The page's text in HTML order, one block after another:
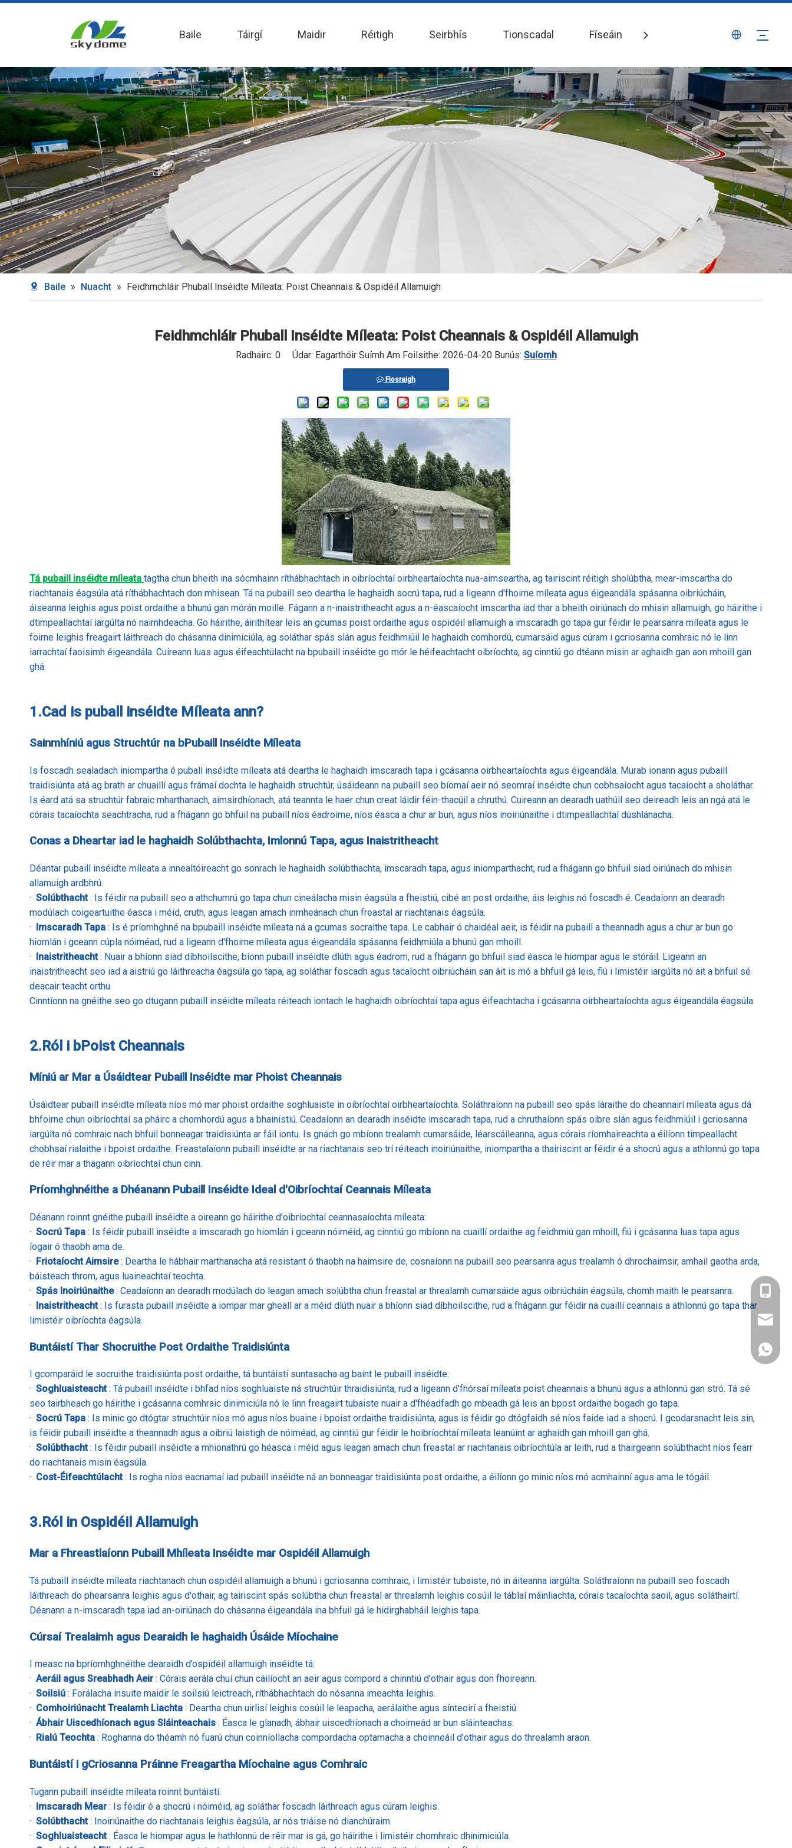
Baile Táirgí Maidir Réitigh Seirbhís Tionscadal Físeáin Teagmháil
Baile » Nuacht » Feidhmchláir Phuball Inséidte Míleata: Poist Cheannais & Ospidéil Allamuigh
Feidhmchláir Phuball Inséidte Míleata: Poist Cheannais & Ospidéil Allamuigh
Radhairc: 0Údar: Eagarthóir Suímh Am Foilsithe: 2026-04-20 Bunús: Suíomh
Fiosraigh
Tá pubaill inséidte míleata tagtha chun bheith ina sócmhainn ríthábhachtach in oibríochtaí oirbheartaíochta nua-aimseartha, ag tairiscint réitigh sholúbtha, mear-imscartha do
riachtanais éagsúla atá ríthábhachtach don mhisean. Tá na pubaill seo deartha le haghaidh socrú tapa, rud a ligeann d'fhoirne míleata agus éigeandála spásanna oibriúcháin,
áiseanna leighis agus poist ordaithe a bhunú gan mórán moille. Fágann a n-inaistritheacht agus a n-éascaíocht imscartha iad thar a bheith oiriúnach do mhisin allamuigh, go háirithe i
dtimpeallachtaí iargúlta nó naimhdeacha. Go háirithe, áirithítear leis an gcumas poist ordaithe agus ospidéil allamuigh a imscaradh go tapa gur féidir le pearsanra míleata agus le
foirne leighis freagairt láithreach do chásanna dinimiciúla, ag soláthar spás slán agus feidhmiúil le haghaidh comhordú, cumarsáid agus cúram i gcriosanna comhraic nó le linn
iarrachtaí faoisimh éigeandála. Cuireann luas agus éifeachtúlacht na bpubaill inséidte go mór le héifeachtacht oibríochta, ag cinntiú go dtéann misin ar aghaidh gan aon mhoill gan
ghá.
1.Cad is puball inséidte Míleata ann?
Sainmhíniú agus Struchtúr na bPubaill Inséidte Míleata
Is foscadh sealadach iniompartha é puball inséidte míleata atá deartha le haghaidh imscaradh tapa i gcásanna oirbheartaíochta agus éigeandála. Murab ionann agus pubaill
traidisiúnta atá ag brath ar chuaillí agus frámaí dochta le haghaidh struchtúr, úsáideann na pubaill seo bíomaí aeir nó seomraí inséidte chun cobhsaíocht agus tacaíocht a sholáthar.
Is éard atá sa struchtúr fabraic mharthanach, aimsirdhíonach, atá teannta le haer chun creat láidir féin-thacúil a chruthú. Cuireann an dearadh uathúil seo deireadh leis an ngá atá le
córais tacaíochta seachtracha, rud a fhágann go bhfuil na pubaill níos éadroime, níos éasca a chur ar bun, agus níos inoiriúnaithe i dtimpeallachtaí dúshlánacha.
Conas a Dheartar iad le haghaidh Solúbthachta, Imlonnú Tapa, agus Inaistritheacht
Déantar pubaill inséidte míleata a innealtóireacht go sonrach le haghaidh solúbthachta, imscaradh tapa, agus iniomparthacht, rud a fhágann go bhfuil siad oiriúnach do mhisin
allamuigh ardbhrú.
· Solúbthacht: Is féidir na pubaill seo a athchumrú go tapa chun cineálacha misin éagsúla a fheistiú, cibé an post ordaithe, áis leighis nó foscadh é. Ceadaíonn an dearadh
modúlach coigeartuithe éasca i méid, cruth, agus leagan amach inmheánach chun freastal ar riachtanais éagsúla.
· Imscaradh Tapa : Is é príomhghné na bpubaill inséidte míleata ná a gcumas socraithe tapa. Le cabhair ó chaidéal aeir, is féidir na pubaill a theannadh agus a chur ar bun go
hiomlán i gceann cúpla nóiméad, rud a ligeann d'fhoirne míleata agus éigeandála spásanna feidhmiúla a bhunú gan mhoill.
· Inaistritheacht: Nuair a bhíonn siad díbhoilscithe, bíonn pubaill inséidte dlúth agus éadrom, rud a fhágann go bhfuil siad éasca le hiompar agus le stóráil. Ligeann an
inaistritheacht seo iad a aistriú go láithreacha éagsúla go tapa, ag soláthar foscadh agus tacaíocht oibriúcháin san áit is mó a bhfuil gá leis, fiú i limistéir iargúlta nó áit a bhfuil sé
deacair teacht orthu.
Cinntíonn na gnéithe seo go dtugann pubaill inséidte míleata réiteach iontach le haghaidh oibríochtaí tapa agus éifeachtacha i gcásanna oirbheartaíochta agus éigeandála éagsúla.
2. Ról i bPoist Cheannais
Míniú ar Mar a Úsáidtear Pubaill Inséidte mar Phoist Cheannais
Úsáidtear pubaill inséidte míleata níos mó mar phoist ordaithe soghluaiste in oibríochtaí oirbheartaíochta. Soláthraíonn na pubaill seo spás láraithe do cheannairí míleata agus dá
bhfoirne chun oibríochtaí sa pháirc a chomhordú agus a bhainistiú. Ceadaíonn an dearadh inséidte imscaradh tapa, rud a chruthaíonn spás oibre slán agus feidhmiúil i gcriosanna
iargúlta nó comhraic nach bhfuil bonneagar traidisiúnta ar fáil iontu. Is gnách go mbíonn trealamh cumarsáide, léarscáileanna, agus córais ríomhaireachta a éilíonn timpeallacht
chobhsaí rialaithe i bpoist ordaithe. Freastalaíonn pubaill inséidte ar na riachtanais seo trí réiteach inoiriúnaithe, iniompartha a thairiscint ar féidir é a shocrú agus a athlonnú go tapa
de réir mar a thagann oibríochtaí chun cinn.
Príomhghnéithe a Dhéanann Pubaill Inséidte Ideal d'Oibríochtaí Ceannais Míleata
Déanann roinnt gnéithe pubaill inséidte a oireann go háirithe d'oibríochtaí ceannasaíochta míleata:
· Socrú Tapa : Is féidir pubaill inséidte a imscaradh go hiomlán i gceann nóiméid, ag cinntiú go mbíonn na cuaillí ordaithe ag feidhmiú gan mhoill, fiú i gcásanna luas tapa agus
íogair ó thaobh ama de.
· Friotaíocht Aimsire: Deartha le hábhair marthanacha atá resistant ó thaobh na haimsire de, cosnaíonn na pubaill seo pearsanra agus trealamh ó dhrochaimsir, amhail gaotha arda,
báisteach throm, agus luaineachtaí teochta.
· Spás Inoiriúnaithe: Ceadaíonn an dearadh modúlach do leagan amach solúbtha chun freastal ar threalamh cumarsáide agus oibriúcháin éagsúla, chomh maith le pearsanra.
· Inaistritheacht: Is furasta pubaill inséidte a iompar mar gheall ar a méid dlúth nuair a bhíonn siad díbhoilscithe, rud a fhágann gur féidir na cuaillí ceannais a athlonnú go tapa thar
limistéir oibríochta éagsúla.
Buntáistí Thar Shocruithe Post Ordaithe Traidisiúnta
I gcomparáid le socruithe traidisiúnta post ordaithe, tá buntáistí suntasacha ag baint le pubaill inséidte:
· Soghluaisteacht: Tá pubaill inséidte i bhfad níos soghluaiste ná struchtúir thraidisiúnta, rud a ligeann d'fhórsaí míleata poist cheannais a bhunú agus a athlonnú gan stró. Tá sé
seo tairbheach go háirithe i gcásanna comhraic dinimiciúla nó le linn freagairt tubaiste nuair a d'fhéadfadh go mbeadh gá leis an bpost ordaithe bogadh go tapa.
· Socrú Tapa : Is minic go dtógtar struchtúir níos mó agus níos buaine i bpoist ordaithe traidisiúnta, agus is féidir go dtógfaidh sé níos faide iad a shocrú. I gcodarsnacht leis sin,
is féidir pubaill inséidte a theannadh agus a oibriú laistigh de nóiméad, ag cinntiú gur féidir le hoibríochtaí míleata leanúint ar aghaidh gan mhoill gan ghá.
· Solúbthacht: Is féidir pubaill inséidte a mhionathrú go héasca i méid agus leagan amach chun freastal ar riachtanais oibríochtúla ar leith, rud a thairgeann solúbthacht níos fearr
do riachtanais misin éagsúla.
· Cost-Éifeachtúlacht: Is rogha níos eacnamaí iad pubaill inséidte ná an bonneagar traidisiúnta post ordaithe, a éilíonn go minic níos mó acmhainní agus ama le tógáil.
3. Ról in Ospidéil Allamuigh
Mar a Fhreastlaíonn Pubaill Mhíleata Inséidte mar Ospidéil Allamuigh
Tá pubaill inséidte míleata riachtanach chun ospidéil allamuigh a bhunú i gcriosanna comhraic, i limistéir tubaiste, nó in áiteanna iargúlta. Soláthraíonn na pubaill seo foscadh
láithreach do phearsanra leighis agus d'othair, ag tairiscint spás solúbtha chun freastal ar threalamh leighis cosúil le táblaí máinliachta, córais tacaíochta saoil, agus soláthairtí.
Déanann a n-imscaradh tapa iad an-oiriúnach do chásanna éigeandála ina bhfuil gá le hidirghabháil leighis tapa.
Cúrsaí Trealaimh agus Dearaidh le haghaidh Úsáide Míochaine
I measc na bpríomhghnéithe dearaidh d’ospidéil allamuigh inséidte tá:
· Aeráil agus Sreabhadh Aeir: Córais aerála chuí chun cáilíocht an aeir agus compord a chinntiú d'othair agus don fhoireann.
· Soilsiú : Forálacha insuite maidir le soilsiú leictreach, ríthábhachtach do nósanna imeachta leighis.
· Comhoiriúnacht Trealamh Liachta : Deartha chun uirlisí leighis cosúil le leapacha, aerálaithe agus sínteoirí a fheistiú.
· Ábhair Uiscedhíonach agus Sláinteachais : Éasca le glanadh, ábhair uiscedhíonach a choimeád ar bun sláinteachas.
·
Rialú Teochta : Roghanna do théamh nó fuarú chun coinníollacha compordacha optamacha a choinneáil d'othair agus do threalamh araon.
Buntáistí i gCriosanna Práinne Freagartha Míochaine agus Comhraic
Tugann pubaill inséidte míleata roinnt buntáistí:
· Imscaradh Mear: Is féidir é a shocrú i nóiméid, ag soláthar foscadh láithreach agus cúram leighis.
· Solúbthacht: Inoiriúnaithe do riachtanais leighis éagsúla, ar nós triáise nó dianchúraim.
· Soghluaisteacht: Éasca le hiompar agus le hathlonnú de réir mar is gá, go háirithe i limistéir chomhraic dhinimiciúla.
+86-
+86-